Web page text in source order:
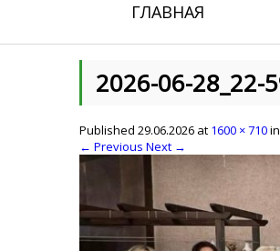
ГЛАВНАЯ
2026-06-28_22-
Published 29.06.2026 at 1600 × 710in
← Previous Next →